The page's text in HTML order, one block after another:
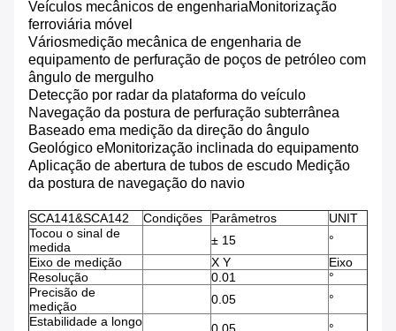
Veículos mecânicos de engenhariaMonitorização
ferroviária móvel
Váriosmedição mecânica de engenharia de
equipamento de perfuração de poços de petróleo com
ângulo de mergulho
Detecção por radar da plataforma do veículo
Navegação da postura de perfuração subterrânea
Baseado ema medição da direção do ângulo
Geológico eMonitorização inclinada do equipamento
Aplicação de abertura de tubos de escudo Medição
da postura de navegação do navio
SCA141&SCA142 Condições Parâmetros
UNIT
Tocou o sinal de
medida
± 15
°
Eixo de medição
X Y
Eixo
Resolução
0.01
°
Precisão de
medição
0.05
°
Estabilidade a longo